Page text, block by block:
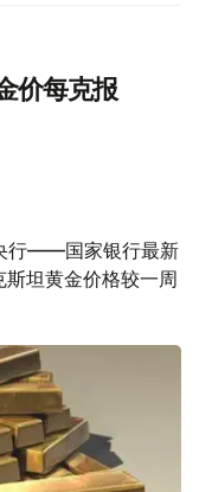
价每克报
行——国家银行最新
坦黄金价格较一周